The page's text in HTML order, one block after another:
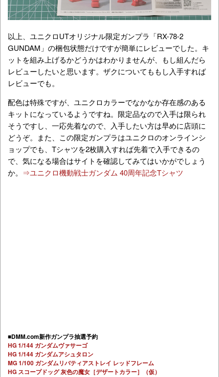
以上、ユニクロUTオリジナル限定ガンプラ「RX-78-2
GUNDAM」の梱包状態だけですが簡単にレビューでした。キ
ットを組み上げるかどうかはわかりませんが、もし組んだら
レビューしたいと思います。ザクについてももし入手すれば
レビューでも。
配色は特殊ですが、ユニクロカラーでなかなか存在感のある
キットになっているようですね。限定品なので入手は限られ
そうですし、一応先着なので、入手したい方は早めに店頭に
どうぞ。また、この限定ガンプラはユニクロのオンラインシ
ョップでも、Tシャツを2枚購入すれば先着で入手できるの
で、気になる場合はサイトを確認してみてはいかがでしょう
か。 ⇒ユニクロ機動戦士ガンダム 40周年記念Tシャツ
■DMM.com新作ガンプラ抽選予約
HG 1/144 ガンダムヴァサーゴ
HG 1/144 ガンダムアシュタロン
MG 1/100 ガンダムリバティアストレイ レッドフレーム
HG スコープドッグ 灰色の魔女［デザートカラー］（仮）